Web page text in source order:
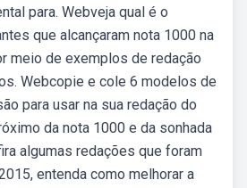
para. Webveja qual é o
que alcançaram nota 1000 na
meio de exemplos de redação
Webcopie e cole 6 modelos de
para usar na sua redação do
da nota 1000 e da sonhada
algumas redações que foram
entenda como melhorar a